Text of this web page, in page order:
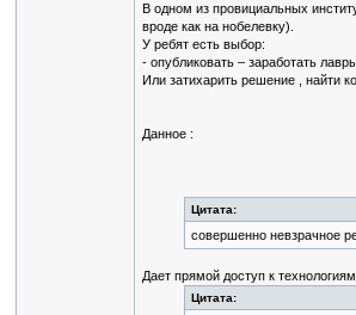
В одном из провициальных
вроде как на нобелевку).
У ребят есть выбор:
- опубликовать – заработать
Или затихарить решение , найти
Данное :
Цитата:
совершенно невзрачное
Дает прямой доступ к
Цитата: